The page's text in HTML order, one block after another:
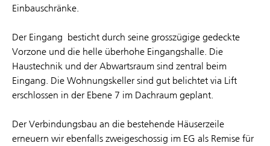
Einbauschränke.
Der Eingang besticht durch seine grosszügige gedeckte
Vorzone und die helle überhohe Eingangshalle. Die
Haustechnik und der Abwartsraum sind zentral beim
Eingang. Die Wohnungskeller sind gut belichtet via Lift
erschlossen in der Ebene 7 im Dachraum geplant.
Der Verbindungsbau an die bestehende Häuserzeile
erneuern wir ebenfalls zweigeschossig im EG als Remise für